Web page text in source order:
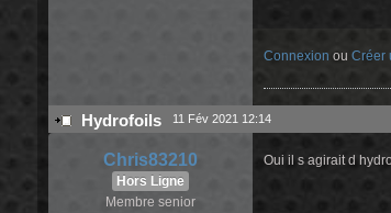
Connexion ou Créer
Hydrofoils 11 Fév 2021 12:14
Chris83210
Hors Ligne
Membre senior
Oui il s agirait d